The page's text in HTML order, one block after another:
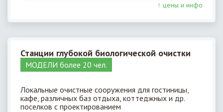
↑ цены и инфо
Станции глубокой биологической очистки
МОДЕЛИ более 20 чел.
Локальные очистные сооружения для гостиницы,
кафе, различных баз отдыха, коттеджных и др.
поселков с проектированием